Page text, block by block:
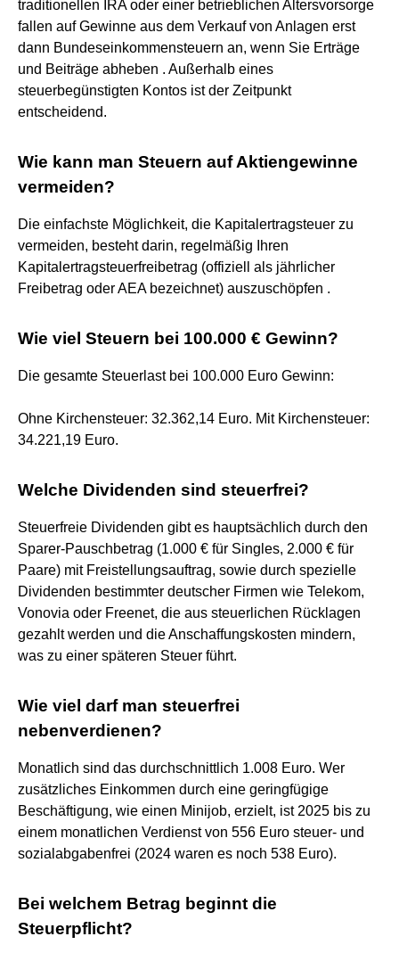
traditionellen IRA oder einer betrieblichen Altersvorsorge
fallen auf Gewinne aus dem Verkauf von Anlagen erst
dann Bundeseinkommensteuern an, wenn Sie Erträge
und Beiträge abheben . Außerhalb eines
steuerbegünstigten Kontos ist der Zeitpunkt
entscheidend.
Wie kann man Steuern auf Aktiengewinne
vermeiden?
Die einfachste Möglichkeit, die Kapitalertragsteuer zu
vermeiden, besteht darin, regelmäßig Ihren
Kapitalertragsteuerfreibetrag (offiziell als jährlicher
Freibetrag oder AEA bezeichnet) auszuschöpfen .
Wie viel Steuern bei 100.000 € Gewinn?
Die gesamte Steuerlast bei 100.000 Euro Gewinn:
Ohne Kirchensteuer: 32.362,14 Euro. Mit Kirchensteuer:
34.221,19 Euro.
Welche Dividenden sind steuerfrei?
Steuerfreie Dividenden gibt es hauptsächlich durch den
Sparer-Pauschbetrag (1.000 € für Singles, 2.000 € für
Paare) mit Freistellungsauftrag, sowie durch spezielle
Dividenden bestimmter deutscher Firmen wie Telekom,
Vonovia oder Freenet, die aus steuerlichen Rücklagen
gezahlt werden und die Anschaffungskosten mindern,
was zu einer späteren Steuer führt.
Wie viel darf man steuerfrei
nebenverdienen?
Monatlich sind das durchschnittlich 1.008 Euro. Wer
zusätzliches Einkommen durch eine geringfügige
Beschäftigung, wie einen Minijob, erzielt, ist 2025 bis zu
einem monatlichen Verdienst von 556 Euro steuer- und
sozialabgabenfrei (2024 waren es noch 538 Euro).
Bei welchem Betrag beginnt die
Steuerpflicht?